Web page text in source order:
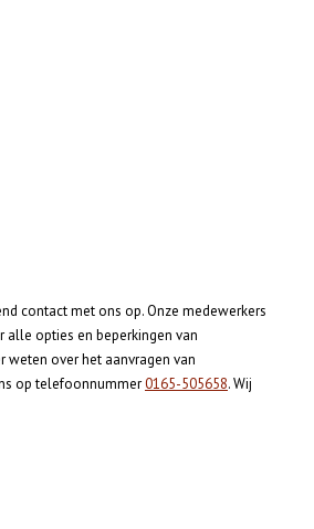
contact met ons op. Onze medewerkers
alle opties en beperkingen van
weten over het aanvragen van
op telefoonnummer0165-505658. Wij